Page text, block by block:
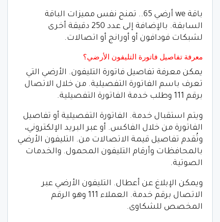
باقة we أرضي 65.. تمنح نفس مميزات الباقة
السابقة. بالإضافة إلى عدد 250 دقيقة أخرى
لشبكات فودافون أو أورانج أو اتصالات.
معرفة تفاصيل فاتورة التليفون الأرضي؟
يمكن معرفة تفاصيل فاتورة التليفون. الأرضي التي
تعرف باسم الفاتورة التفصيلية. من خلال الاتصال
برقم 111 وطلب خدمة الفاتورة التفصيلية.
ويتم استقبال خدمة. الفاتورة التفصيلية أو تفاصيل
الفاتورة من خلال الفاكس. أو عبر البريد الإلكتروني،
وتُقدم تفاصيل قيمة الاتصالات من. التليفون الأرضي
بالمحافظات وأرقام التليفون المحمول. والخدمات
الصوتية.
ويمكن الإبلاغ عن أعطال. التليفون الأرضي عبر
الاتصال برقم خدمة. العملاء 111 وهو الرقم
المخصص للشكاوى.